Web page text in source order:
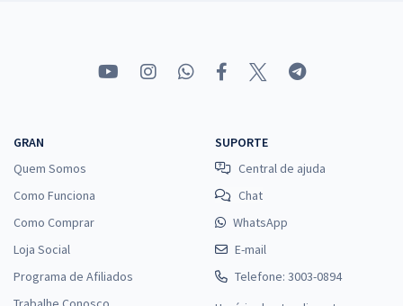
GRAN
Quem Somos
Como Funciona
Como Comprar
Loja Social
Programa de Afiliados
SUPORTE
Central de ajuda
Chat
WhatsApp
E-mail
Telefone: 3003-0894